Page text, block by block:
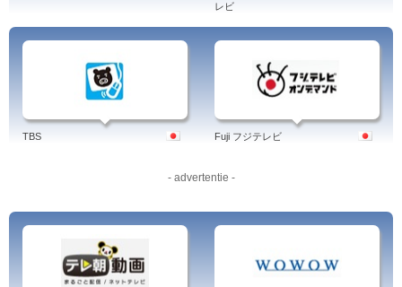
レビ
TBS Fuji フジテレビ
- advertentie -